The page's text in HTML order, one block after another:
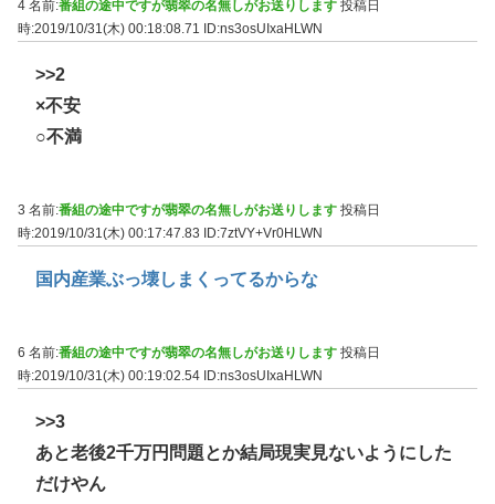
4 名前:番組の途中ですが翡翠の名無しがお送りします 投稿日
時:2019/10/31(木) 00:18:08.71
ID:ns3osUIxaHLWN
>>2
×不安
○不満
3 名前:番組の途中ですが翡翠の名無しがお送りします 投稿日
時:2019/10/31(木) 00:17:47.83
ID:7ztVY+Vr0HLWN
国内産業ぶっ壊しまくってるからな
6 名前:番組の途中ですが翡翠の名無しがお送りします 投稿日
時:2019/10/31(木) 00:19:02.54 ID:ns3osUIxaHLWN
>>3
あと老後2千万円問題とか結局現実見ないようにした
だけやん